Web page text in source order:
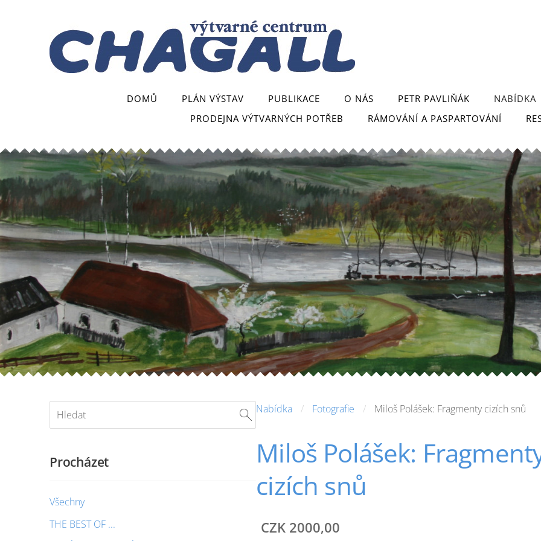
DOMŮ PLÁN VÝSTAV PUBLIKACE O NÁS PETR PAVLIŇÁK
NABÍDKA
PRODEJNA VÝTVARNÝCH POTŘEB
RÁMOVÁNÍ A PASPARTOVÁNÍ
Procházet
Všechny
THE BEST OF ...
Nabídka Fotografie Miloš Polášek: Fragmenty cizích snů
Miloš Polášek:
cizích snů
CZK 2000,00